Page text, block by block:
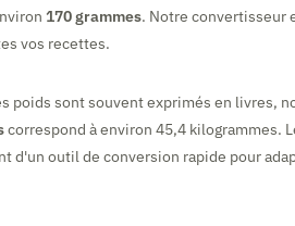
170 grammes. Notre convertisseur
vos recettes.
poids sont souvent exprimés en livres,
correspond à environ 45,4 kilogrammes.
d'un outil de conversion rapide pour